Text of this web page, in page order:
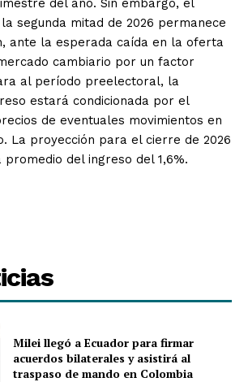
del año. Sin embargo, el
segunda mitad de 2026 permanece
ante la esperada caída en la oferta
cambiario por un factor
al período preelectoral, la
estará condicionada por el
de eventuales movimientos en
La proyección para el cierre de 2026
promedio del ingreso del 1,6%.
Milei llegó a Ecuador para firmar
acuerdos bilaterales y asistirá al
traspaso de mando en Colombia